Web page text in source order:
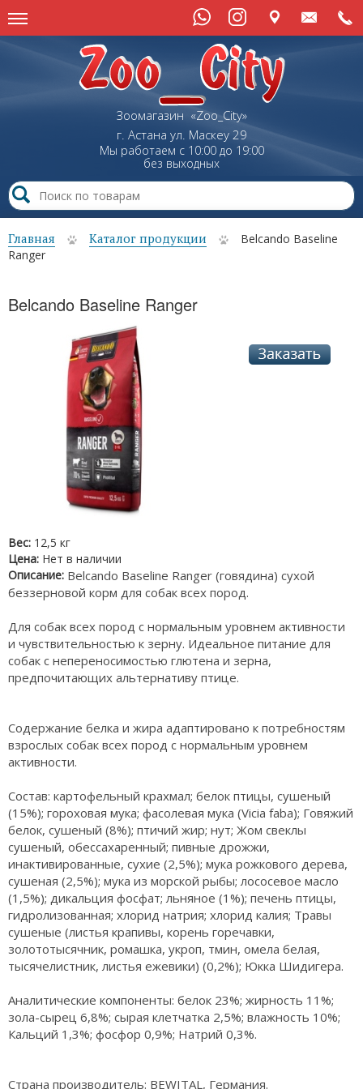
Зоомагазин «Zoo_City»
г. Астана ул. Маскеу29
Мы работаем с 10:00 до 19:00
без выходных
Главная Каталог продукции
Belcando Baseline
Ranger
Belcando Baseline Ranger
Вес: 12,5 кг
Цена: Нет в наличии
Описание: Belcando Baseline Ranger (говядина) сухой
беззерновой корм для собак всех пород.
Для собак всех пород с нормальным уровнем активности
и чувствительностью к зерну. Идеальное питание для
собак с непереносимостью глютена и зерна,
предпочитающих альтернативу птице.
Содержание белка и жира адаптировано к потребностям
взрослых собак всех пород с нормальным уровнем
активности.
Состав: картофельный крахмал; белок птицы, сушеный
(15%); гороховая мука; фасолевая мука (Vicia faba); Говяжий
белок, сушеный (8%); птичий жир; нут; Жом свеклы
сушеный, обессахаренный; пивные дрожжи,
инактивированные, сухие (2,5%); мука рожкового дерева,
сушеная (2,5%); мука из морской рыбы; лососевое масло
(1,5%); дикальция фосфат; льняное (1%); печень птицы,
гидролизованная; хлорид натрия; хлорид калия; Травы
сушеные (листья крапивы, корень горечавки,
золототысячник, ромашка, укроп, тмин, омела белая,
тысячелистник, листья ежевики) (0,2%); Юкка Шидигера.
Аналитические компоненты: белок 23%; жирность 11%;
зола-сырец 6,8%; сырая клетчатка 2,5%; влажность 10%;
Кальций 1,3%; фосфор 0,9%; Натрий 0,3%.
Страна производитель: BEWITAL, Германия.